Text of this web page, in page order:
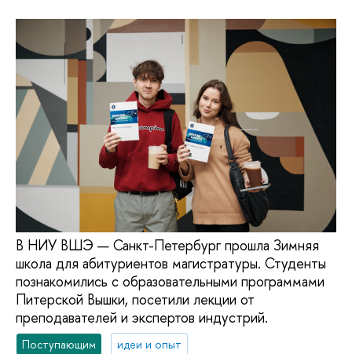
В НИУ ВШЭ — Санкт-Петербург прошла Зимняя
школа для абитуриентов магистратуры. Студенты
познакомились с образовательными программами
Питерской Вышки, посетили лекции от
преподавателей и экспертов индустрий.
Поступающим
идеи и опыт